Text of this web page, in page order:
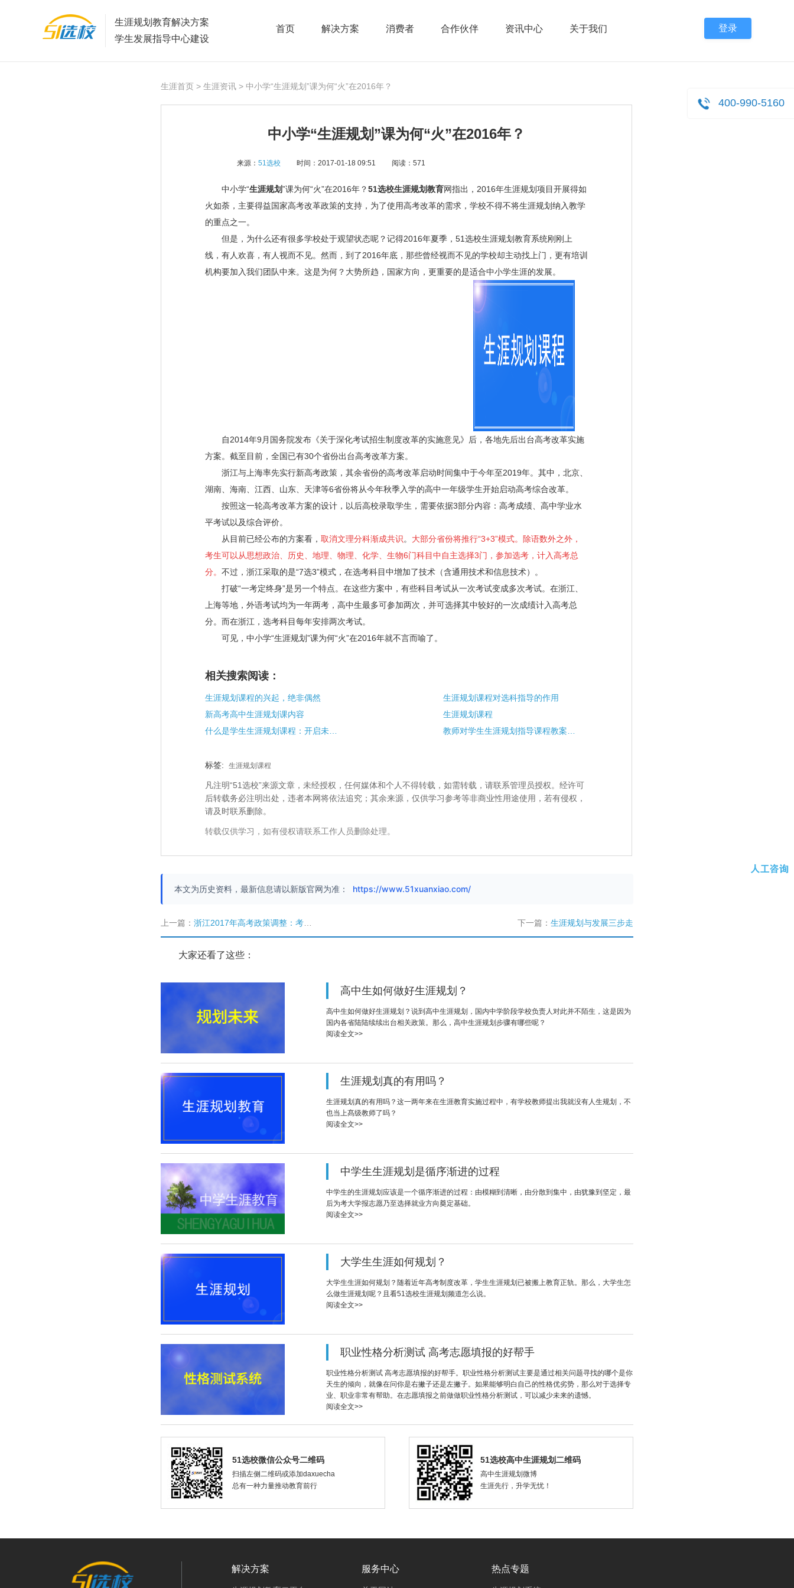
400-990-5160
生涯规划教育解决方案
学生发展指导中心建设
登录
首页 解决方案 消费者 合作伙伴 资讯中心 关于我们
生涯首页 > 生涯资讯 > 中小学“生涯规划”课为何“火”在2016年？
中小学“生涯规划”课为何“火”在2016年？
来源： 51选校 时间：2017-01-18 09:51 阅读：571
中小学“生涯规划”课为何“火”在2016年？51选校生涯规划教育网指出，2016年生涯规划项目开展得如
火如荼，主要得益国家高考改革政策的支持，为了使用高考改革的需求，学校不得不将生涯规划纳入教学
的重点之一。
但是，为什么还有很多学校处于观望状态呢？记得2016年夏季，51选校生涯规划教育系统刚刚上
线，有人欢喜，有人视而不见。然而，到了2016年底，那些曾经视而不见的学校却主动找上门，更有培训
机构要加入我们团队中来。这是为何？大势所趋，国家方向，更重要的是适合中小学生涯的发展。
自2014年9月国务院发布《关于深化考试招生制度改革的实施意见》后，各地先后出台高考改革实施
方案。截至目前，全国已有30个省份出台高考改革方案。
浙江与上海率先实行新高考政策，其余省份的高考改革启动时间集中于今年至2019年。其中，北京、
湖南、海南、江西、山东、天津等6省份将从今年秋季入学的高中一年级学生开始启动高考综合改革。
按照这一轮高考改革方案的设计，以后高校录取学生，需要依据3部分内容：高考成绩、高中学业水
平考试以及综合评价。
从目前已经公布的方案看， 取消文理分科渐成共识。 大部分省份将推行“3+3”模式。除语数外之外，
考生可以从思想政治、历史、地理、物理、化学、生物6门科目中自主选择3门，参加选考，计入高考总
分。 不过，浙江采取的是“7选3”模式，在选考科目中增加了技术（含通用技术和信息技术）。
打破“一考定终身”是另一个特点。在这些方案中，有些科目考试从一次考试变成多次考试。在浙江、
上海等地，外语考试均为一年两考，高中生最多可参加两次，并可选择其中较好的一次成绩计入高考总
分。而在浙江，选考科目每年安排两次考试。
可见，中小学“生涯规划”课为何“火”在2016年就不言而喻了。
相关搜索阅读：
生涯规划课程的兴起，绝非偶然
生涯规划课程对选科指导的作用
新高考高中生涯规划课内容
生涯规划课程
标签: 生涯规划课程
凡注明“51选校”来源文章，未经授权，任何媒体和个人不得转载，如需转载，请联系管理员授权。经许可
后转载务必注明出处，违者本网将依法追究；其余来源，仅供学习参考等非商业性用途使用，若有侵权，
请及时联系删除。
转载仅供学习，如有侵权请联系工作人员删除处理。
本文为历史资料，最新信息请以新版官网为准： https://www.51xuanxiao.com/
上一篇： 浙江2017年高考政策调整：考生可填报80个志愿 下一篇： 生涯规划与发展三步走
大家还看了这些：
高中生如何做好生涯规划？
高中生如何做好生涯规划？说到高中生涯规划，国内中学阶段学校负责人对此并不陌生，这是因为
国内各省陆陆续续出台相关政策。那么，高中生涯规划步骤有哪些呢？
阅读全文>>
生涯规划真的有用吗？
生涯规划真的有用吗？这一两年来在生涯教育实施过程中，有学校教师提出我就没有人生规划，不
也当上髙级教师了吗？
阅读全文>>
中学生生涯规划是循序渐进的过程
中学生的生涯规划应该是一个循序渐进的过程：由模糊到清晰，由分散到集中，由犹豫到坚定，最
后为考大学报志愿乃至选择就业方向奠定基础。
阅读全文>>
大学生生涯如何规划？
大学生生涯如何规划？随着近年高考制度改革，学生生涯规划已被搬上教育正轨。那么，大学生怎
么做生涯规划呢？且看51选校生涯规划频道怎么说。
阅读全文>>
职业性格分析测试 高考志愿填报的好帮手
职业性格分析测试 高考志愿填报的好帮手。职业性格分析测试主要是通过相关问题寻找的哪个是你
天生的倾向，就像在问你是右撇子还是左撇子。如果能够明白自己的性格优劣势，那么对于选择专
业、职业非常有帮助。在志愿填报之前做做职业性格分析测试，可以减少未来的遗憾。
阅读全文>>
51选校微信公众号二维码
扫描左侧二维码或添加daxuecha
总有一种力量推动教育前行
51选校高中生涯规划二维码
高中生涯规划微博
生涯先行，升学无忧！
解决方案 服务中心 热点专题